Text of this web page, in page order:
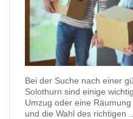
Bei der Suche nach einer
Solothurn sind einige
Umzug oder eine
und die Wahl des richtigen ...